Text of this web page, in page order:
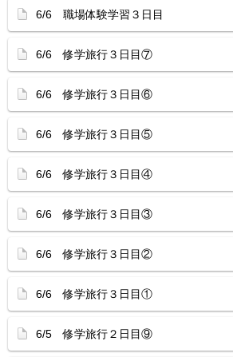
6/6 職場体験学習３日目
6/6 修学旅行３日目⑦
6/6 修学旅行３日目⑥
6/6 修学旅行３日目⑤
6/6 修学旅行３日目④
6/6 修学旅行３日目③
6/6 修学旅行３日目②
6/6 修学旅行３日目①
6/5 修学旅行２日目⑨